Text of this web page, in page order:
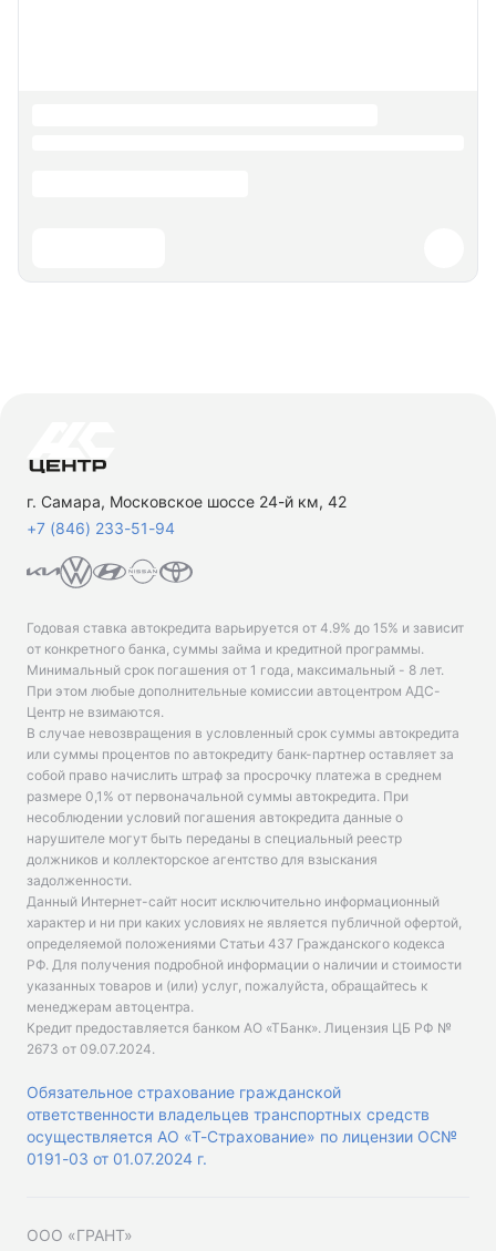
г. Самара, Московское шоссе 24-й км, 42
+7 (846) 233-51-94
Годовая ставка автокредита варьируется от 4.9% до 15% и зависит
от конкретного банка, суммы займа и кредитной программы.
Минимальный срок погашения от 1 года, максимальный - 8 лет.
При этом любые дополнительные комиссии автоцентром АДС-
Центр не взимаются.
В случае невозвращения в условленный срок суммы автокредита
или суммы процентов по автокредиту банк-партнер оставляет за
собой право начислить штраф за просрочку платежа в среднем
размере 0,1% от первоначальной суммы автокредита. При
несоблюдении условий погашения автокредита данные о
нарушителе могут быть переданы в специальный реестр
должников и коллекторское агентство для взыскания
задолженности.
Данный Интернет-сайт носит исключительно информационный
характер и ни при каких условиях не является публичной офертой,
определяемой положениями Статьи 437 Гражданского кодекса
РФ. Для получения подробной информации о наличии и стоимости
указанных товаров и (или) услуг, пожалуйста, обращайтесь к
менеджерам автоцентра.
Кредит предоставляется банком АО «ТБанк». Лицензия ЦБ РФ №
2673 от 09.07.2024.
Обязательное страхование гражданской
ответственности владельцев транспортных средств
осуществляется АО «Т-Страхование» по лицензии ОС№
0191-03 от 01.07.2024 г.
ООО «ГРАНТ»